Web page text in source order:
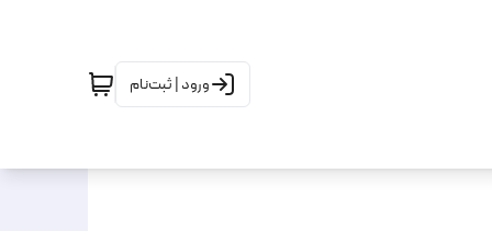
ورود | ثبت‌نام